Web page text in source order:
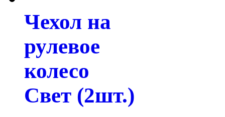
Чехол на
рулевое
колесо
Свет (2шт.)